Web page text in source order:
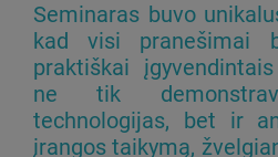
Seminaras buvo
kad visi pranešimai
praktiškai
ne tik
technologijas, bet ir
įrangos taikymą,